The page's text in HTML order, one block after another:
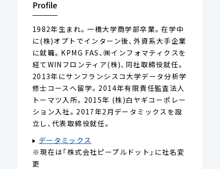
Profile
1982年生まれ。一橋大学商学部卒業。在学中
に(株)オプトでインターン後、外資系大手企業
に就職。KPMG FAS、㈱インフォマティクスを
経てWINフロンティア(株)、同社取締役就任。
2013年にサンフランシスコ大学データ分析学
修士コースへ留学。2014年有限責任監査法人
トーマツ入所。2015年 (株)白ヤギコーポレー
ション入社。2017年2月データミックスを設
立し、代表取締役就任。
データミックス
※現在は「株式会社ピープルドット」に社名変
更